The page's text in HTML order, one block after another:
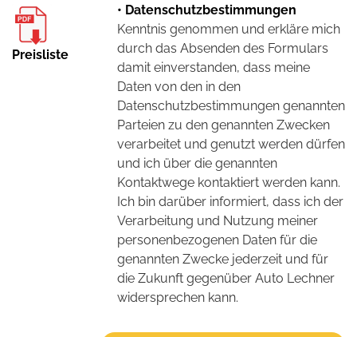
Preisliste
• Datenschutzbestimmungen
Kenntnis genommen und erkläre mich
durch das Absenden des Formulars
damit einverstanden, dass meine
Daten von den in den
Datenschutzbestimmungen genannten
Parteien zu den genannten Zwecken
verarbeitet und genutzt werden dürfen
und ich über die genannten
Kontaktwege kontaktiert werden kann.
Ich bin darüber informiert, dass ich der
Verarbeitung und Nutzung meiner
personenbezogenen Daten für die
genannten Zwecke jederzeit und für
die Zukunft gegenüber Auto Lechner
widersprechen kann.